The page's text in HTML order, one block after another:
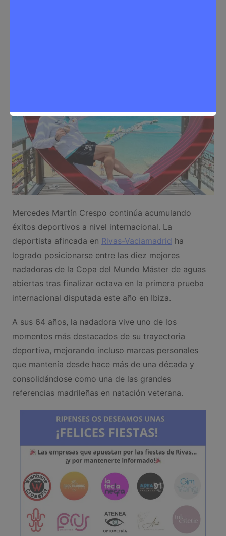
Mercedes Martín Crespo continúa acumulando
éxitos deportivos a nivel internacional. La
deportista afincada en Rivas-Vaciamadrid ha
logrado posicionarse entre las diez mejores
nadadoras de la Copa del Mundo Máster de aguas
abiertas tras finalizar octava en la primera prueba
internacional disputada este año en Ibiza.
A sus 64 años, la nadadora vive uno de los
momentos más destacados de su trayectoria
deportiva, mejorando incluso marcas personales
que mantenía desde hace más de una década y
consolidándose como una de las grandes
referencias madrileñas en natación veterana.